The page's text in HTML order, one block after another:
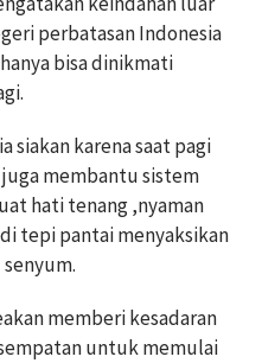
perbatasan Indonesia
bisa dinikmati
siakan karena saat pagi
juga membantu sistem
hati tenang ,nyaman
tepi pantai menyaksikan
memberi kesadaran
untuk memulai